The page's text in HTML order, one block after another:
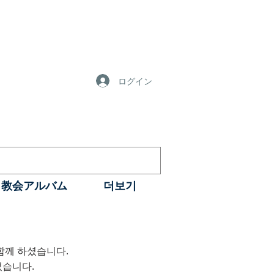
ログイン
教会アルバム 더보기
께 하셨습니다.
니다.